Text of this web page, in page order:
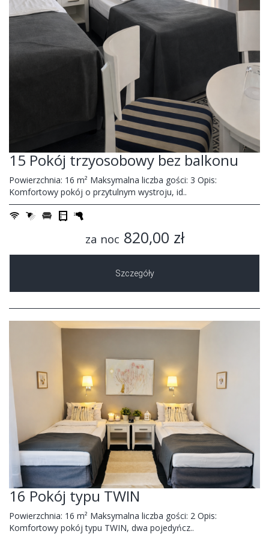
15 Pokój trzyosobowy bez balkonu
Powierzchnia: 16 m² Maksymalna liczba gości: 3 Opis:
Komfortowy pokój o przytulnym wystroju, id..
za noc 820,00 zł
Szczegóły
16 Pokój typu TWIN
Powierzchnia: 16 m² Maksymalna liczba gości: 2 Opis:
Komfortowy pokój typu TWIN, dwa pojedyńcz..